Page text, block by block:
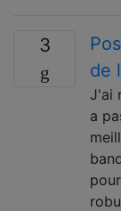
3
de
J'ai
a